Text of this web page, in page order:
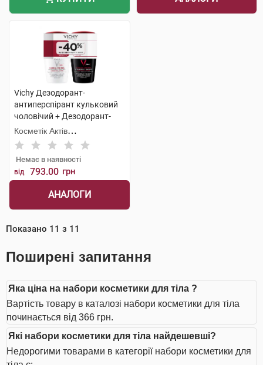
Vichy Дезодорант-
антиперспірант кульковий
чоловічий + Дезодорант-
антипреспірант кульковий
жіночий 96 годин 1 набір
Косметік Актів
Інтернаціональ
Немає в наявності
від 793.00 грн
АНАЛОГИ
Показано 11 з 11
Поширені запитання
Яка ціна на набори косметики для тіла ?
Вартість товару в каталозі набори косметики для тіла
починається від 366 грн.
Які набори косметики для тіла найдешевші?
Недорогими товарами в категорії набори косметики для